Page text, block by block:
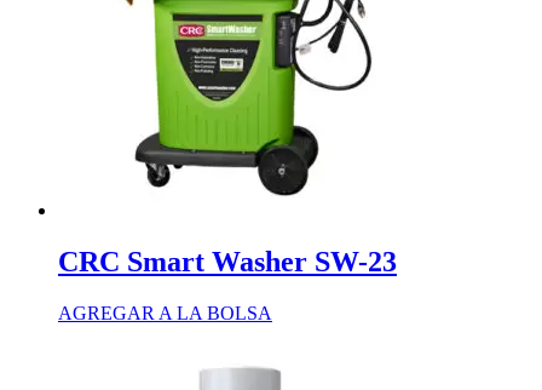
CRC Smart Washer SW-23
AGREGAR A LA BOLSA